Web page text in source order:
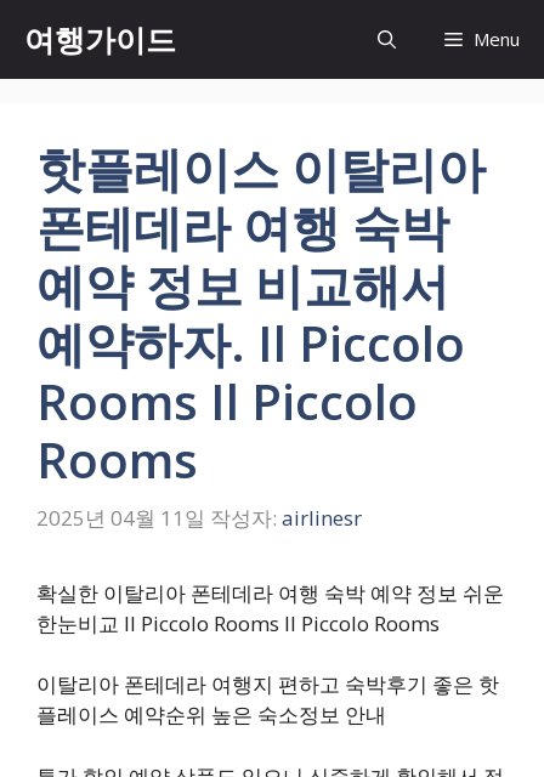
츠
여행가이드 Menu
핫플레이스 이탈리아
폰테데라 여행 숙박
예약 정보 비교해서
예약하자. Il Piccolo
Rooms Il Piccolo
Rooms
2025년 04월 11일 작성자: airlinesr
확실한 이탈리아 폰테데라 여행 숙박 예약 정보 쉬운
한눈비교 Il Piccolo Rooms Il Piccolo Rooms
이탈리아 폰테데라 여행지 편하고 숙박후기 좋은 핫
플레이스 예약순위 높은 숙소정보 안내